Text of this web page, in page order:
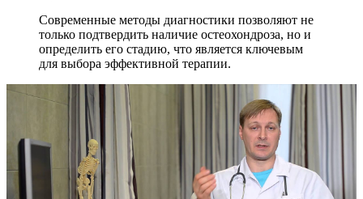
Современные методы диагностики позволяют не
только подтвердить наличие остеохондроза, но и
определить его стадию, что является ключевым
для выбора эффективной терапии.